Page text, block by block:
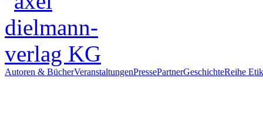
Autoren & BücherVeranstaltungenPressePartnerGeschichteReihe